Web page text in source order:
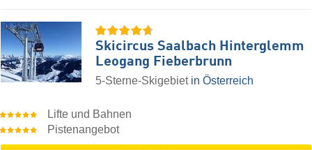
Skicircus Saalbach Hinterglemm
Leogang Fieberbrunn
5-Sterne-Skigebiet in Österreich
Lifte und Bahnen
Pistenangebot